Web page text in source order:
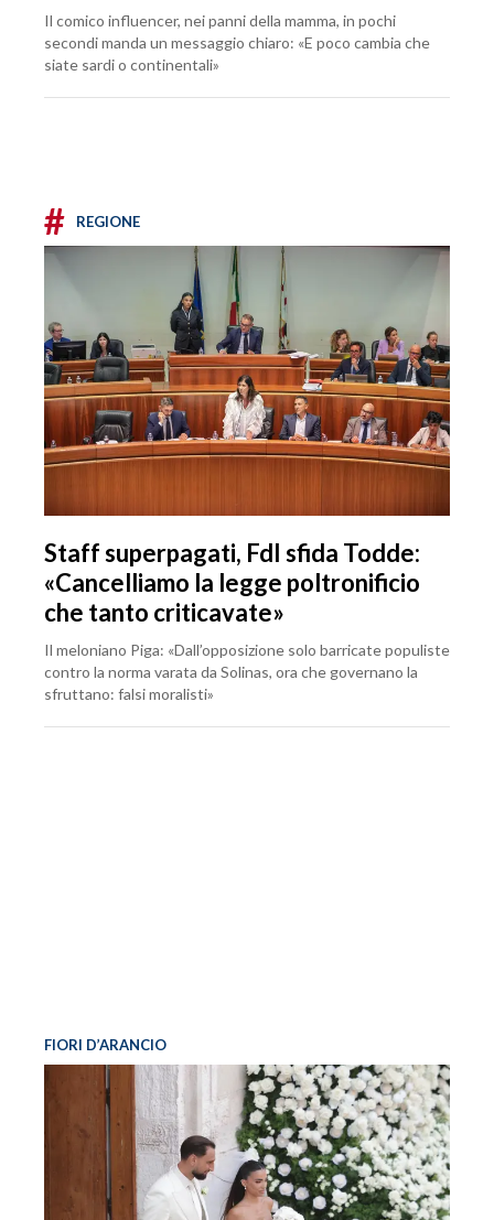
Il comico influencer, nei panni della mamma, in pochi
secondi manda un messaggio chiaro: «E poco cambia che
siate sardi o continentali»
# REGIONE
Staff superpagati, FdI sfida Todde:
«Cancelliamo la legge poltronificio
che tanto criticavate»
Il meloniano Piga: «Dall’opposizione solo barricate populiste
contro la norma varata da Solinas, ora che governano la
sfruttano: falsi moralisti»
FIORI D’ARANCIO